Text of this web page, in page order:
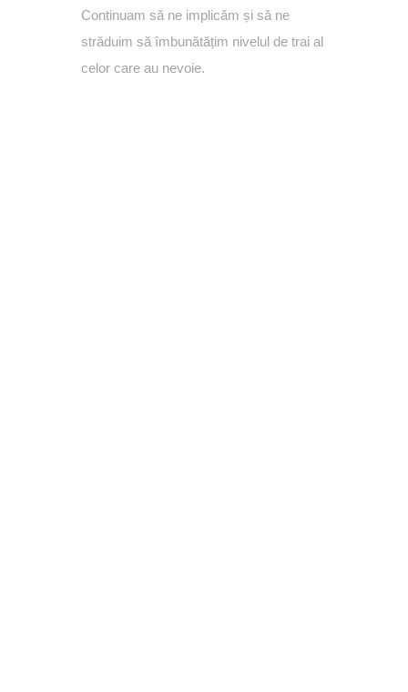
Continuam să ne implicăm și să ne
străduim să îmbunătățim nivelul de trai al
celor care au nevoie.